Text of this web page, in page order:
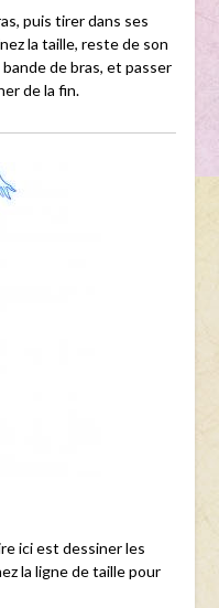
puis tirer dans ses
la taille, reste de son
de bras, et passer
de la fin.
ici est dessiner les
la ligne de taille pour